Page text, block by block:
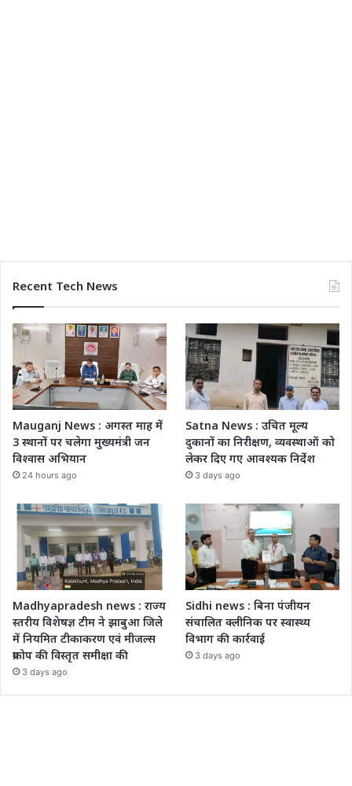
Recent Tech News
Mauganj News : अगस्त माह में
3 स्थानों पर चलेगा मुख्यमंत्री जन
विश्वास अभियान
24 hours ago
Satna News : उचित मूल्य
दुकानों का निरीक्षण, व्यवस्थाओं को
लेकर दिए गए आवश्यक निर्देश
3 days ago
Madhyapradesh news : राज्य
स्तरीय विशेषज्ञ टीम ने झाबुआ जिले
में नियमित टीकाकरण एवं मीजल्स
प्रकोप की विस्तृत समीक्षा की
3 days ago
Sidhi news : बिना पंजीयन
संचालित क्लीनिक पर स्वास्थ्य
विभाग की कार्रवाई
3 days ago